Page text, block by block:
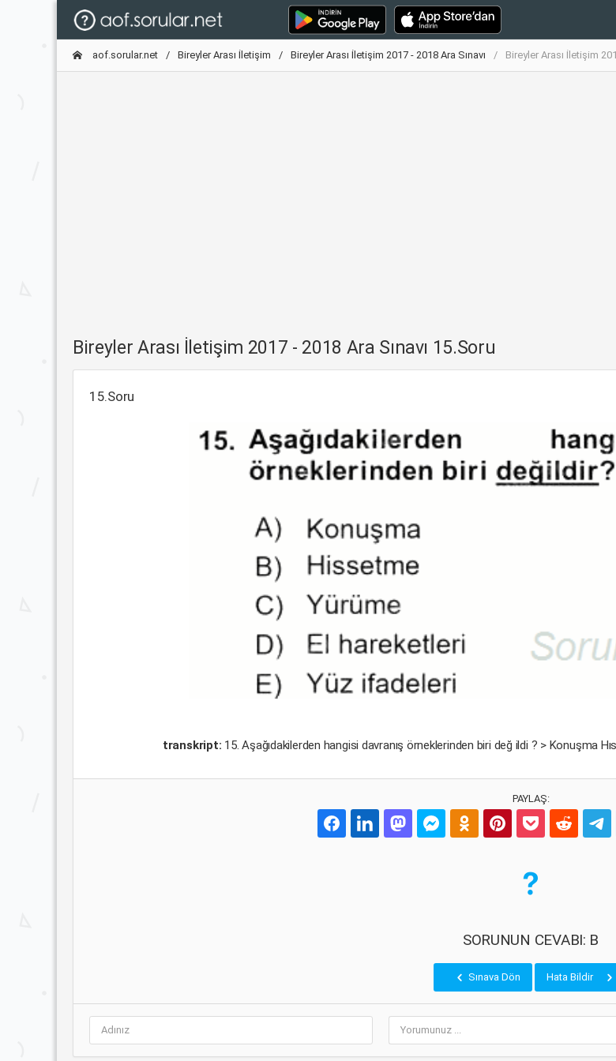
aof.sorular.net Bireyler Arası İletişim Bireyler Arası İletişim 2017 - 2018 Ara Sınavı Bireyler Arası İletişim
Bireyler Arası İletişim 2017 - 2018 Ara Sınavı 15.Soru
15.Soru
transkript: 15. Aşağıdakilerden hangisi davranış örneklerinden biri değ ildi ? > Konuşma
PAYLAŞ:
SORUNUN CEVABI: B
Sınava Dön Hata Bildir